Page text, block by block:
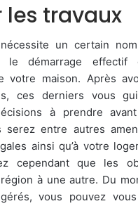
les travaux
un certain
le démarrage effectif
votre maison. Après
ces derniers vous
à prendre
serez entre autres
ainsi qu’à votre
cependant que les
région à une autre. Du
vous pouvez